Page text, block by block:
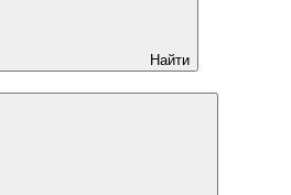
Найти